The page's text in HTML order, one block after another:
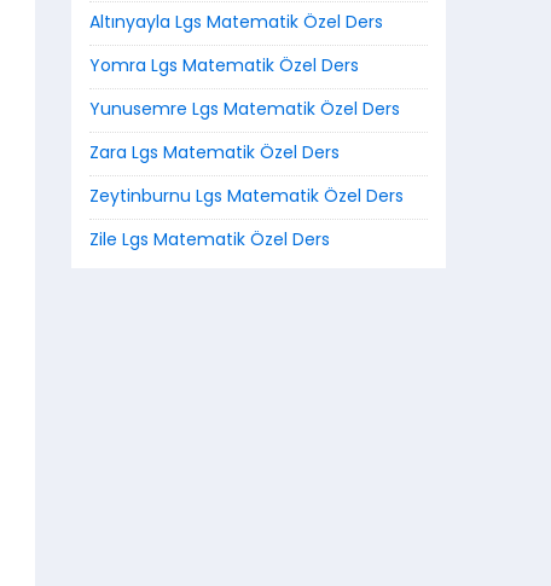
Altınyayla Lgs Matematik Özel Ders
Yomra Lgs Matematik Özel Ders
Yunusemre Lgs Matematik Özel Ders
Zara Lgs Matematik Özel Ders
Zeytinburnu Lgs Matematik Özel Ders
Zile Lgs Matematik Özel Ders